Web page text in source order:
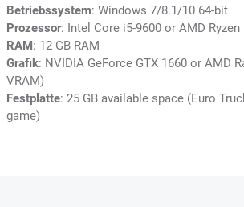
Betriebssystem: Windows 7/8.1/10 64-bit
Prozessor: Intel Core i5-9600 or AMD
RAM : 12 GB RAM
Grafik: NVIDIA GeForce GTX 1660 or AMD
VRAM)
Festplatte: 25 GB available space (Euro
game)